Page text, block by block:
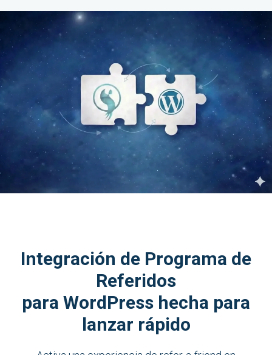
Integración de Programa de
Referidos
para WordPress hecha para
lanzar rápido